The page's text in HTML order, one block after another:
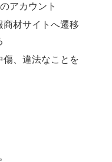
アカウント
材サイトへ遷移
傷、違法なことを